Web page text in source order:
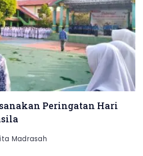
Peringatan Hari
Madrasah